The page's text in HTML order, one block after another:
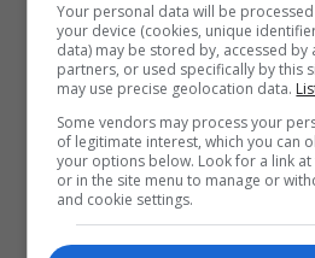
Your personal data will be
your device (cookies, unique
data) may be stored by, accessed by
partners, or used specifically by this
may use precise geolocation data.
Some vendors may process your
of legitimate interest, which you can
your options below. Look for a link
or in the site menu to manage or
and cookie settings.